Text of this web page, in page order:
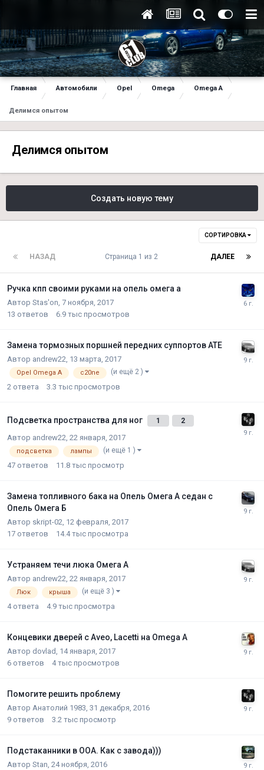
Главная Автомобили Opel Omega Omega A
Делимся опытом
Делимся опытом
Создать новую тему
СОРТИРОВКА
НАЗАД ДАЛЕЕ
Страница 1 из 2
Ручка кпп своими руками на опель омега а
Автор Stas'on 7 ноября, 2017
13 ответов 6.9 тыс просмотров
Замена тормозных поршней передних суппортов ATE
Автор andrew22 13 марта, 2017
Opel Omega A c20ne (и ещё 2 )
2 ответа 3.3 тыс просмотров
Подсветка пространства для ног 1 2
Автор andrew22 22 января, 2017
подсветка лампы (и ещё 1 )
47 ответов 11.8 тыс просмотр
Замена топливного бака на Опель Омега А седан с
Опель Омега Б
Автор skript-02 12 февраля, 2017
17 ответов 14.4 тыс просмотра
Устраняем течи люка Омега А
Автор andrew22 22 января, 2017
Люк крыша (и ещё 3 )
4 ответа 4.9 тыс просмотра
Концевики дверей с Aveo, Lacetti на Omega A
Автор dovlad, 14 января, 2017
6 ответов 4 тыс просмотров
Помогите решить проблему
Автор Анатолий 1983, 31 декабря, 2016
9 ответов 3.2 тыс просмотр
Подстаканники в ООА. Как с завода)))
Автор Stan, 24 ноября, 2016